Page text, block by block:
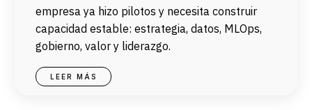
empresa ya hizo pilotos y necesita construir
capacidad estable: estrategia, datos, MLOps,
gobierno, valor y liderazgo.
LEER MÁS